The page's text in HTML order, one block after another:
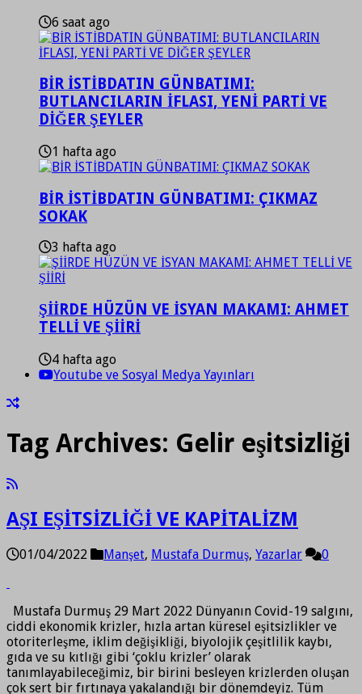
6 saat ago
BİR İSTİBDATIN GÜNBATIMI:
BUTLANCILARIN İFLASI, YENİ PARTİ VE
DİĞER ŞEYLER
1 hafta ago
BİR İSTİBDATIN GÜNBATIMI: ÇIKMAZ
SOKAK
3 hafta ago
ŞİİRDE HÜZÜN VE İSYAN MAKAMI: AHMET
TELLİ VE ŞİİRİ
4 hafta ago
Youtube ve Sosyal Medya Yayınları
Tag Archives: Gelir eşitsizliği
AŞI EŞİTSİZLİĞİ VE KAPİTALİZM
01/04/2022 Manşet, Mustafa Durmuş, Yazarlar 0
Mustafa Durmuş 29 Mart 2022 Dünyanın Covid-19 salgını,
ciddi ekonomik krizler, hızla artan küresel eşitsizlikler ve
otoriterleşme, iklim değişikliği, biyolojik çeşitlilik kaybı,
gıda ve su kıtlığı gibi ‘çoklu krizler’ olarak
tanımlayabileceğimiz, bir birini besleyen krizlerden oluşan
çok sert bir fırtınaya yakalandığı bir dönemdeyiz. Tüm